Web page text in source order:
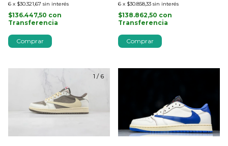
6 x $30.321,67 sin interés
$136.447,50 con
Transferencia
Comprar
6 x $30.858,33 sin interés
$138.862,50 con
Transferencia
Comprar
1 / 6